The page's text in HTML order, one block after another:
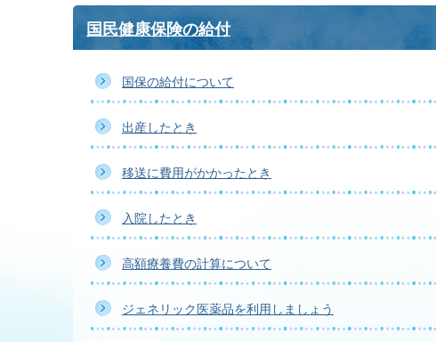
国民健康保険の給付
国保の給付について
出産したとき
移送に費用がかかったとき
入院したとき
高額療養費の計算について
ジェネリック医薬品を利用しましょう